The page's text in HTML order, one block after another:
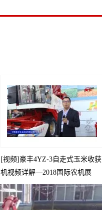
[视频]豪丰4YZ-3自走式玉米收获
机视频详解—2018国际农机展